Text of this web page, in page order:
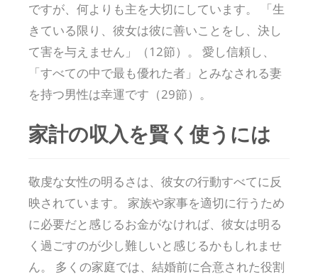
ですが、何よりも主を大切にしています。 「生
きている限り、彼女は彼に善いことをし、決し
て害を与えません」（12節）。 愛し信頼し、
「すべての中で最も優れた者」とみなされる妻
を持つ男性は幸運です（29節）。
家計の収入を賢く使うには
敬虔な女性の明るさは、彼女の行動すべてに反
映されています。 家族や家事を適切に行うため
に必要だと感じるお金がなければ、彼女は明る
く過ごすのが少し難しいと感じるかもしれませ
ん。 多くの家庭では、結婚前に合意された役割